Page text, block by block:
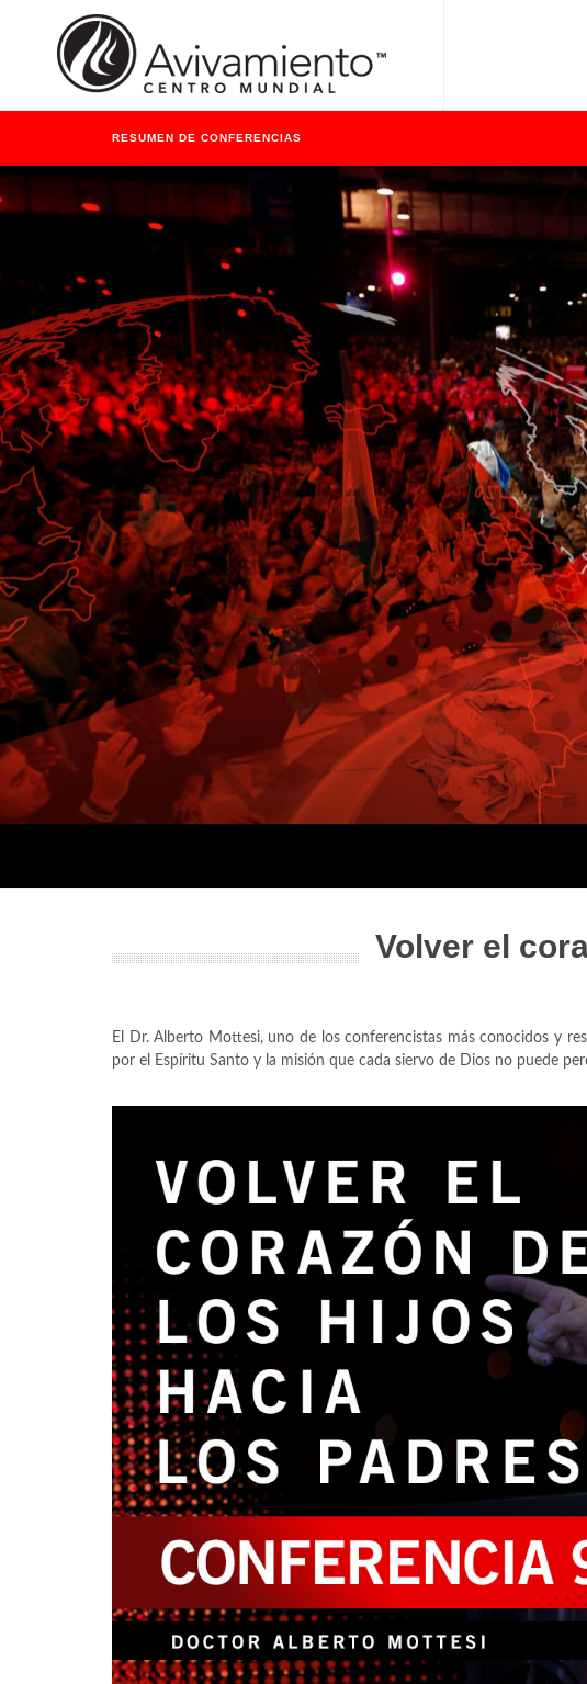
RESUMEN DE CONFERENCIAS
Volver el
El Dr. Alberto Mottesi, uno de los conferencistas más conocidos y
por el Espíritu Santo y la misión que cada siervo de Dios no puede